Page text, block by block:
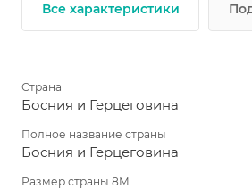
Все характеристики
Страна
Босния и Герцеговина
Полное название страны
Босния и Герцеговина
Размер страны 8М